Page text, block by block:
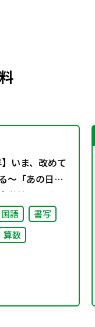
】いま、改めて
〜「あの日」
学校の子ども
国語
書写
算数